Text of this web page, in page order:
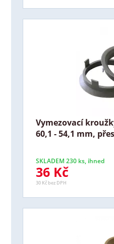
Vymezovací
60,1 - 54,1 mm,
SKLADEM 230 ks, ihned
36 Kč
30 Kč bez DPH